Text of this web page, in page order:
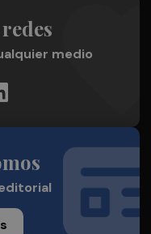
medio